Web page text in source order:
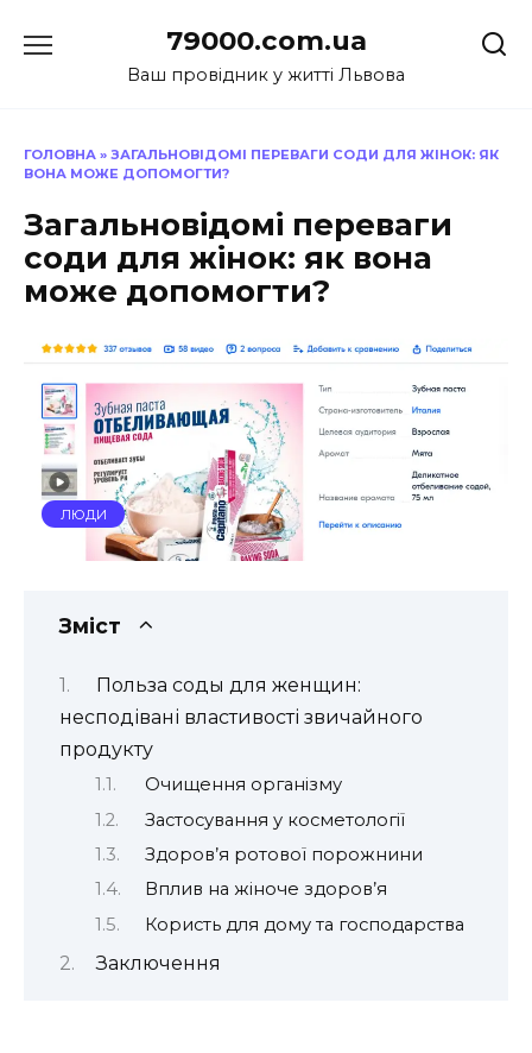
до
79000.com.ua
Ваш провідник у житті Львова
ГОЛОВНА » ЗАГАЛЬНОВІДОМІ ПЕРЕВАГИ СОДИ ДЛЯ ЖІНОК: ЯК
ВОНА МОЖЕ ДОПОМОГТИ?
Загальновідомі переваги
соди для жінок: як вона
може допомогти?
ЛЮДИ
Зміст
Польза соды для женщин:
несподівані властивості звичайного
продукту
Очищення організму
Застосування у косметології
Здоров’я ротової порожнини
Вплив на жіноче здоров’я
Користь для дому та господарства
Заключення